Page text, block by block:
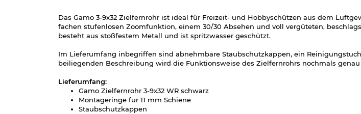
Das Gamo 3-9x32 Zielfernrohr ist ideal für Freizeit- und Hobbyschützen aus dem
fachen stufenlosen Zoomfunktion, einem 30/30 Absehen und voll vergüteten,
besteht aus stoßfestem Metall und ist spritzwasser geschützt.
Im Lieferumfang inbegriffen sind abnehmbare Staubschutzkappen, ein
beiliegenden Beschreibung wird die Funktionsweise des Zielfernrohrs nochmals
Lieferumfang:
Gamo Zielfernrohr 3-9x32 WR schwarz
Montageringe für 11 mm Schiene
Staubschutzkappen